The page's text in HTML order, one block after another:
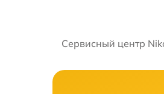
Сервисный центр